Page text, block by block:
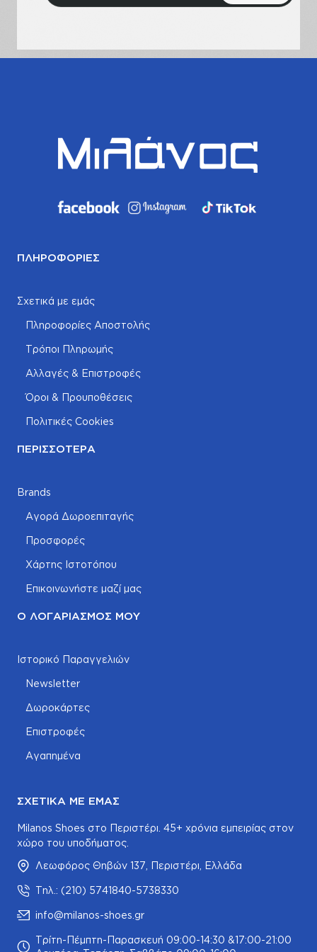
email
ΠΛΗΡΟΦΟΡΊΕΣ
Σχετικά με εμάς
Πληροφορίες Αποστολής
Τρόποι Πληρωμής
Αλλαγές & Επιστροφές
Όροι & Προυποθέσεις
Πολιτικές Cookies
ΠΕΡΙΣΣΌΤΕΡΑ
Brands
Αγορά Δωροεπιταγής
Προσφορές
Χάρτης Ιστοτόπου
Επικοινωνήστε μαζί μας
Ο ΛΟΓΑΡΙΑΣΜΌΣ ΜΟΥ
Ιστορικό Παραγγελιών
Newsletter
Δωροκάρτες
Επιστροφές
Αγαπημένα
ΣΧΕΤΙΚΆ ΜΕ ΕΜΆΣ
Milanos Shoes στο Περιστέρι. 45+ χρόνια εμπειρίας στον
χώρο του υποδήματος.
Λεωφόρος Θηβών 137, Περιστέρι, Ελλάδα
Τηλ.: (210) 5741840-5738330
info@milanos-shoes.gr
Τρίτη-Πέμπτη-Παρασκευή 09:00-14:30 &17:00-21:00